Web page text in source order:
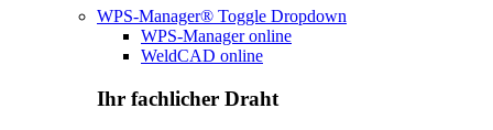
WPS-Manager® Toggle Dropdown
WPS-Manager online
WeldCAD online
Ihr fachlicher Draht